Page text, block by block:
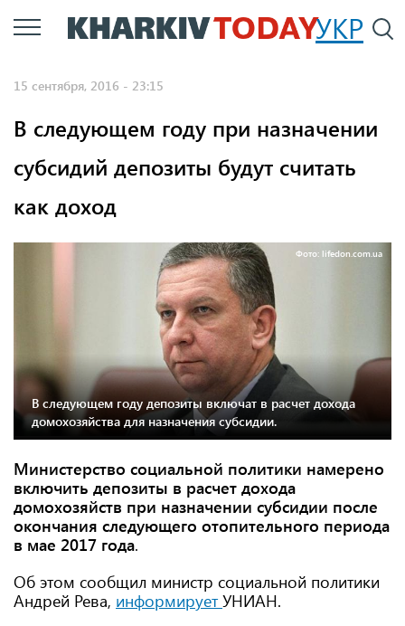
Перейти
к
УКР
15 сентября, 2016 - 23:15
В следующем году при назначении
субсидий депозиты будут считать
как доход
Фото: lifedon.com.ua
В следующем году депозиты включат в расчет дохода
домохозяйства для назначения субсидии.
Министерство социальной политики намерено
включить депозиты в расчет дохода
домохозяйств при назначении субсидии после
окончания следующего отопительного периода
в мае 2017 года.
Об этом сообщил министр социальной политики
Андрей Рева, информируетУНИАН.